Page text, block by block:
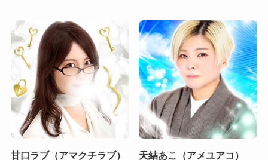
甘口ラブ（アマクチラブ） 天結あこ（アメユアコ）